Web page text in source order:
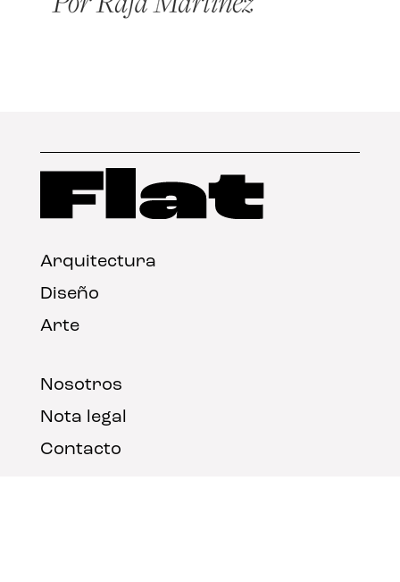
Arquitectura
Diseño
Arte
Nosotros
Nota legal
Contacto